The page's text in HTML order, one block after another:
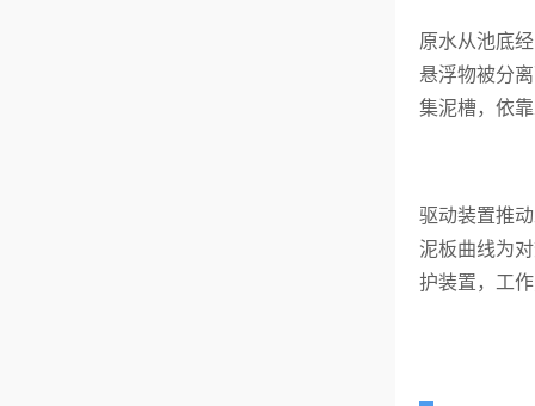
原水从池底
悬浮物被分
集泥槽，依
驱动装置推
泥板曲线为
护装置，工